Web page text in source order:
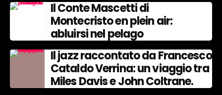
Il Conte Mascetti di
Montecristo en plein air:
abluirsi nel pelago
Il jazz raccontato da Francesco
Cataldo Verrina: un viaggio tra
Miles Davis e John Coltrane.